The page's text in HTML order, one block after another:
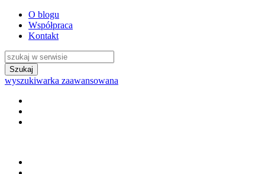
O blogu
Współpraca
Kontakt
wyszukiwarka zaawansowana